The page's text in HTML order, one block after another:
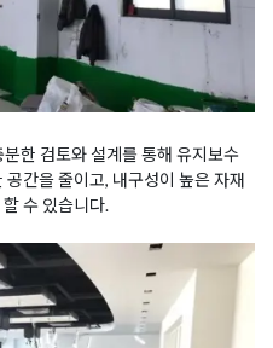
한 검토와 설계를 통해 유지보수
간을 줄이고, 내구성이 높은 자재
수 있습니다.